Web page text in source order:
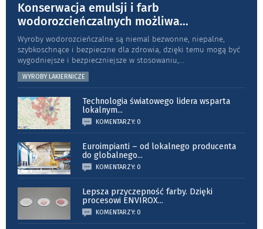
Konserwacja emulsji i farb
wodorozcieńczalnych możliwa...
Wyroby wodorozcieńczalne są niemal bezwonne, niepalne,
szybkoschnące i bezpieczne dla zdrowia, dzięki temu mogą być
wygodniejsze i bezpieczniejsze w stosowaniu,...
WYROBY LAKIERNICZE
Technologia światowego lidera wsparta
lokalnym...
KOMENTARZY: 0
Euroimpianti – od lokalnego producenta
do globalnego...
KOMENTARZY: 0
Lepsza przyczepność farby. Dzięki
procesowi ENVIROX...
KOMENTARZY: 0